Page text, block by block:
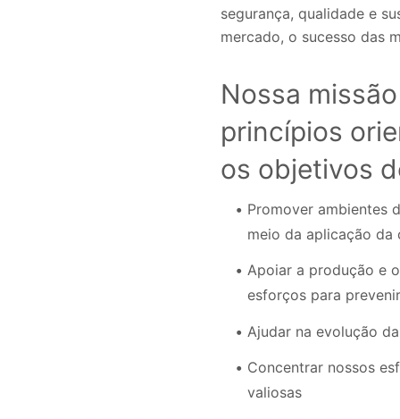
segurança, qualidade e
mercado, o sucesso das
Nossa
princípios
os objetivos
Promover ambientes
meio da aplicação da
Apoiar a produção e
esforços para
Ajudar na evolução
Concentrar nossos
valiosas